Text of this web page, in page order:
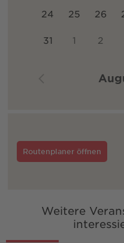
24 25 26
31 1 2
Routenplaner öffnen
Weitere